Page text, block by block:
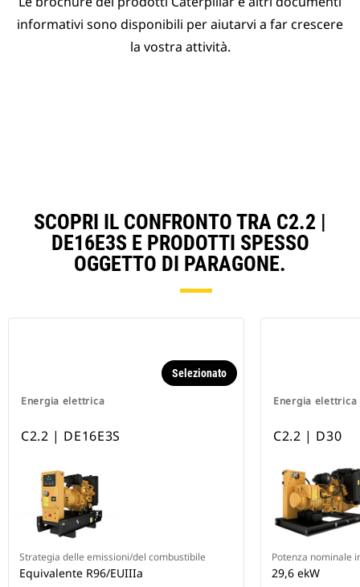
informativi sono disponibili per aiutarvi a far crescere
la vostra attività.
SCOPRI IL CONFRONTO TRA C2.2 |
DE16E3S E PRODOTTI SPESSO
OGGETTO DI PARAGONE.
Energia elettrica
Selezionato
C2.2 | DE16E3S
Strategia delle emissioni/del combustibile
Equivalente R96/EUIIIa
Energia elettrica
C2.2 | D30
Potenza nominale
29,6 ekW